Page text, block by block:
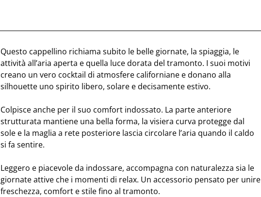
Questo cappellino richiama subito le belle giornate, la spiaggia, le
attività all’aria aperta e quella luce dorata del tramonto. I suoi motivi
creano un vero cocktail di atmosfere californiane e donano alla
silhouette uno spirito libero, solare e decisamente estivo.
Colpisce anche per il suo comfort indossato. La parte anteriore
strutturata mantiene una bella forma, la visiera curva protegge dal
sole e la maglia a rete posteriore lascia circolare l’aria quando il caldo
si fa sentire.
Leggero e piacevole da indossare, accompagna con naturalezza sia le
giornate attive che i momenti di relax. Un accessorio pensato per unire
freschezza, comfort e stile fino al tramonto.